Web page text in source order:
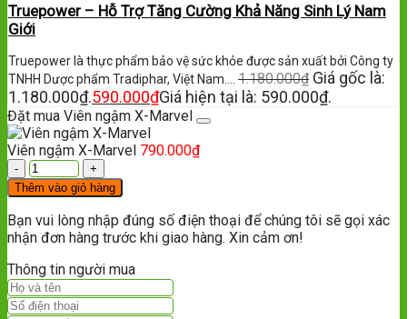
Truepower – Hỗ Trợ Tăng Cường Khả Năng Sinh Lý Nam
Giới
Truepower là thực phẩm bảo vệ sức khỏe được sản xuất bởi Công ty
TNHH Dược phẩm Tradiphar, Việt Nam.… 1.180.000₫ Giá gốc là:
1.180.000₫.590.000₫Giá hiện tại là: 590.000₫.
Đặt mua Viên ngậm X-Marvel
Viên ngậm X-Marvel 790.000₫
Thêm vào giỏ hàng
Bạn vui lòng nhập đúng số điện thoại để chúng tôi sẽ gọi xác
nhận đơn hàng trước khi giao hàng. Xin cảm ơn!
Thông tin người mua